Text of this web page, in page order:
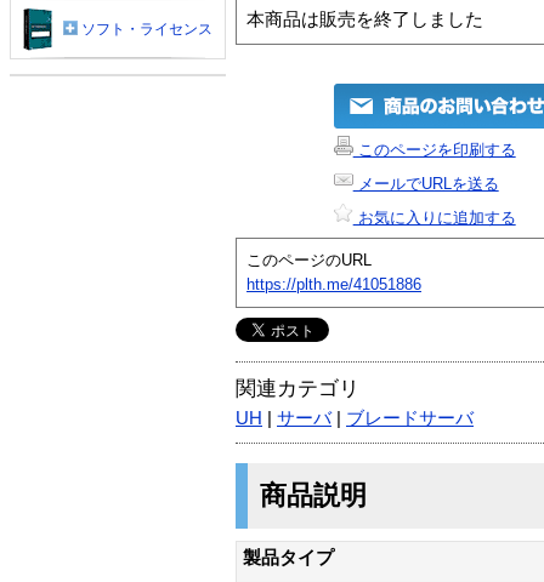
本商品は販売を終了しました
このページを印刷する
メールでURLを送る
お気に入りに追加する
このページのURL
https://plth.me/41051886
関連カテゴリ
UH サーバ| ブレードサーバ
商品説明
製品タイプ
ソフト・ライセンス